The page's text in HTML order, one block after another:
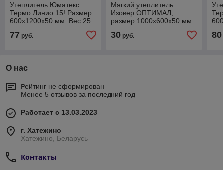
Утеплитель Юматекс
Термо Линио 15! Размер
600х1200х50 мм. Вес 25
77 руб.
Мягкий утеплитель
Изовер ОПТИМАЛ,
размер 1000х600х50 мм.
30руб. 80
О нас
Рейтинг не сформирован
Менее 5 отзывов за последний год
Работает с 13.03.2023
г. Хатежино
Хатежино, Беларусь
Контакты